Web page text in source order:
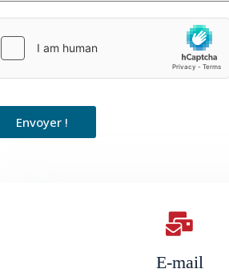
Envoyer !
E-mail